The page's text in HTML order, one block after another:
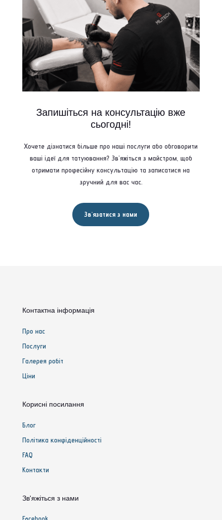
Запишіться на консультацію вже
сьогодні!
Хочете дізнатися більше про наші послуги або обговорити
ваші ідеї для татуювання? Зв'яжіться з майстром, щоб
отримати професійну консультацію та записатися на
зручний для вас час.
Зв'язатися з нами
Контактна інформація
Про нас
Послуги
Галерея робіт
Ціни
Корисні посилання
Блог
Політика конфіденційності
FAQ
Контакти
Зв'яжіться з нами